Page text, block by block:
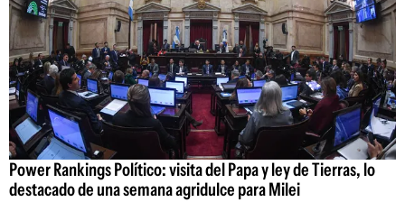
Power Rankings Político: visita del Papa y ley de Tierras, lo
destacado de una semana agridulce para Milei